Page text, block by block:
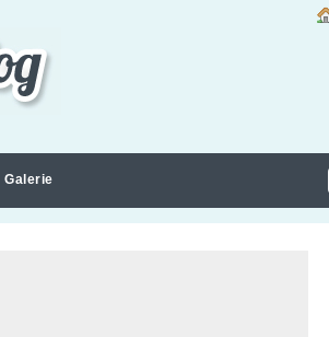
Galerie